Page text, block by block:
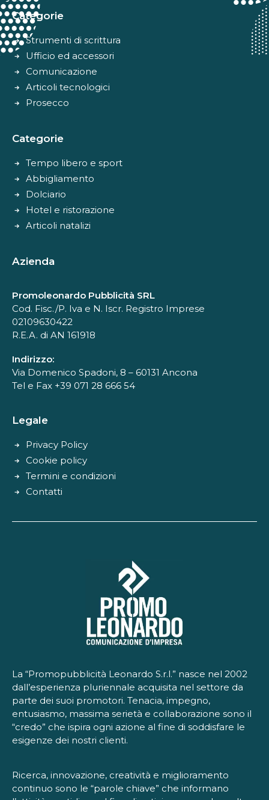
Categorie
Strumenti di scrittura
Ufficio ed accessori
Comunicazione
Articoli tecnologici
Prosecco
Categorie
Tempo libero e sport
Abbigliamento
Dolciario
Hotel e ristorazione
Articoli natalizi
Azienda
Promoleonardo Pubblicità SRL
Cod. Fisc./P. Iva e N. Iscr. Registro Imprese
02109630422
R.E.A. di AN 161918
Indirizzo:
Via Domenico Spadoni, 8 – 60131 Ancona
Tel e Fax +39 071 28 666 54
Legale
Privacy Policy
Cookie policy
Termini e condizioni
Contatti
La “Promopubblicità Leonardo S.r.l.” nasce nel 2002
dall’esperienza pluriennale acquisita nel settore da
parte dei suoi promotori. Tenacia, impegno,
entusiasmo, massima serietà e collaborazione sono il
“credo” che ispira ogni azione al fine di soddisfare le
esigenze dei nostri clienti.
Ricerca, innovazione, creatività e miglioramento
continuo sono le “parole chiave” che informano